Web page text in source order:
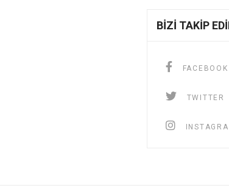
BIZI TAKIP
FACEBOOK
TWITTER